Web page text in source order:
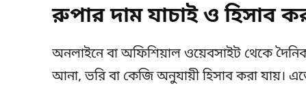
রুপার দাম যাচাই ও হিসাব
অনলাইনে বা অফিশিয়াল ওয়েবসাইট থেকে
আনা, ভরি বা কেজি অনুযায়ী হিসাব করা যায়।